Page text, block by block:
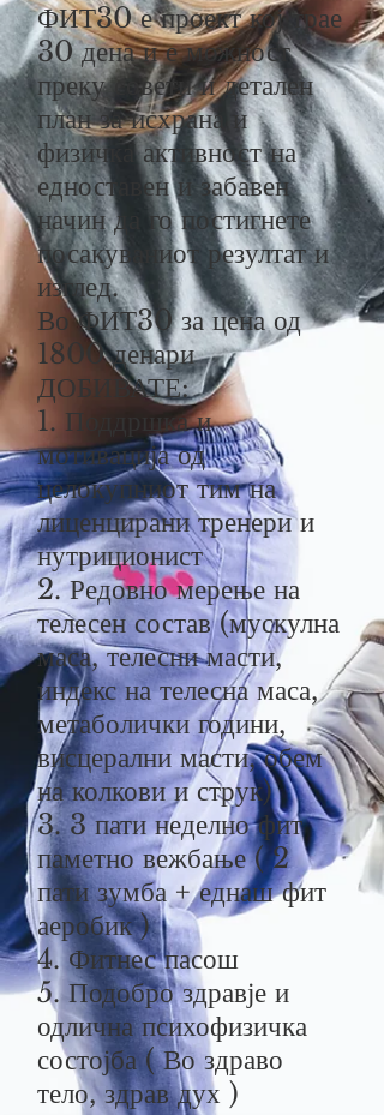
ФИТ30 е проект кој трае
30 дена и е можност
преку совети и детален
план за исхрана и
физичка активност на
едноставен и забавен
начин да го постигнете
посакуваниот резултат и
изглед.
Во ФИТ30 за цена од
1800 денари
ДОБИВАТЕ:
1. Поддршка и
мотивација од
целокупниот тим на
лиценцирани тренери и
нутриционист
2. Редовно мерење на
телесен состав (мускулна
маса, телесни масти,
индекс на телесна маса,
метаболички години,
висцерални масти, обем
на колкови и струк)
3. 3 пати неделно фит
паметно вежбање ( 2
пати зумба + еднаш фит
аеробик )
4. Фитнес пасош
5. Подобро здравје и
одлична психофизичка
состојба ( Во здраво
тело, здрав дух )